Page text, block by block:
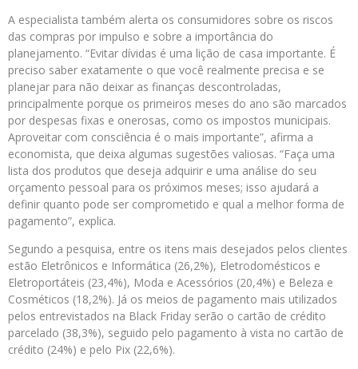
A especialista também alerta os consumidores sobre os riscos
das compras por impulso e sobre a importância do
planejamento. “Evitar dívidas é uma lição de casa importante. É
preciso saber exatamente o que você realmente precisa e se
planejar para não deixar as finanças descontroladas,
principalmente porque os primeiros meses do ano são marcados
por despesas fixas e onerosas, como os impostos municipais.
Aproveitar com consciência é o mais importante”, afirma a
economista, que deixa algumas sugestões valiosas. “Faça uma
lista dos produtos que deseja adquirir e uma análise do seu
orçamento pessoal para os próximos meses; isso ajudará a
definir quanto pode ser comprometido e qual a melhor forma de
pagamento”, explica.
Segundo a pesquisa, entre os itens mais desejados pelos clientes
estão Eletrônicos e Informática (26,2%), Eletrodomésticos e
Eletroportáteis (23,4%), Moda e Acessórios (20,4%) e Beleza e
Cosméticos (18,2%). Já os meios de pagamento mais utilizados
pelos entrevistados na Black Friday serão o cartão de crédito
parcelado (38,3%), seguido pelo pagamento à vista no cartão de
crédito (24%) e pelo Pix (22,6%).